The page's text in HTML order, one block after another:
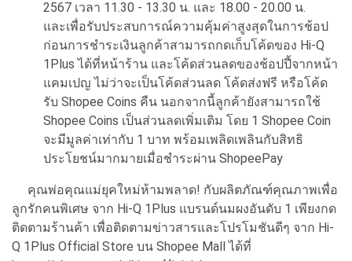
2567 เวลา 11.30 - 13.30 น. และ 18.00 - 20.00 น.
และเพื่อรับประสบการณ์ความคุ้มค่าสูงสุดในการช้อป
ก่อนการชำระเงินลูกค้าสามารถกดเก็บโค้ดของ Hi-Q
1Plus ได้ที่หน้าร้าน และโค้ดส่วนลดของช้อปปี้จากหน้า
แคมเปญ ไม่ว่าจะเป็นโค้ดส่วนลด โค้ดส่งฟรี หรือโค้ด
รับ Shopee Coins คืน นอกจากนี้ลูกค้ายังสามารถใช้
Shopee Coins เป็นส่วนลดเพิ่มเติม โดย 1 Shopee Coin
จะมีมูลค่าเท่ากับ 1 บาท พร้อมเพลิดเพลินกับสิทธิ
ประโยชน์มากมายเมื่อชำระผ่าน ShopeePay
คุณพ่อคุณแม่ยุคใหม่ห้ามพลาด! กับผลิตภัณฑ์คุณภาพเพื่อ
ลูกรักคนพิเศษ จาก Hi-Q 1Plus แบรนด์นมผงอันดับ 1 เพียงกด
ติดตามร้านค้า เพื่อติดตามข่าวสารและโปรโมชันดีๆ จาก Hi-
Q 1Plus Official Store บน Shopee Mall ได้ที่